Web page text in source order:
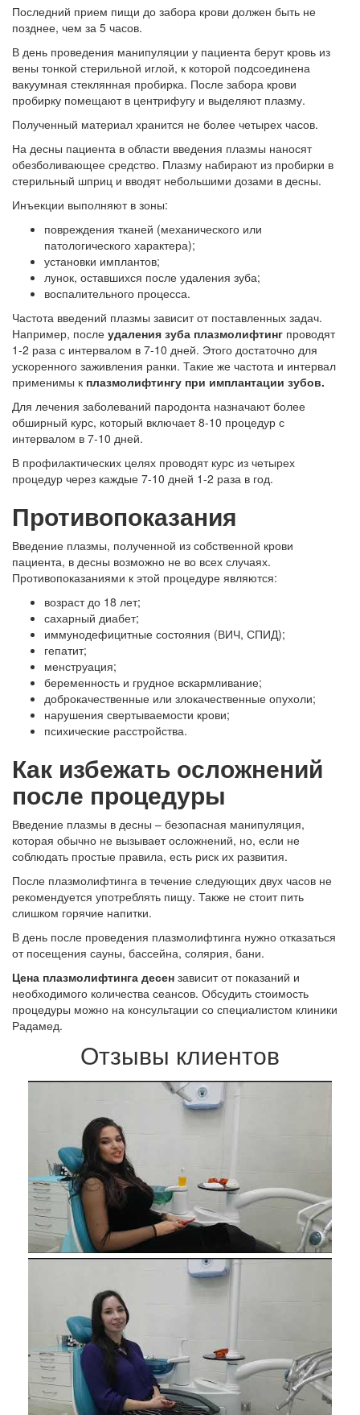
Последний прием пищи до забора крови должен быть не
позднее, чем за 5 часов.
В день проведения манипуляции у пациента берут кровь из
вены тонкой стерильной иглой, к которой подсоединена
вакуумная стеклянная пробирка. После забора крови
пробирку помещают в центрифугу и выделяют плазму.
Полученный материал хранится не более четырех часов.
На десны пациента в области введения плазмы наносят
обезболивающее средство. Плазму набирают из пробирки в
стерильный шприц и вводят небольшими дозами в десны.
Инъекции выполняют в зоны:
повреждения тканей (механического или
патологического характера);
установки имплантов;
лунок, оставшихся после удаления зуба;
воспалительного процесса.
Частота введений плазмы зависит от поставленных задач.
Например, после удаления зуба плазмолифтинг проводят
1-2 раза с интервалом в 7-10 дней. Этого достаточно для
ускоренного заживления ранки. Такие же частота и интервал
применимы к плазмолифтингу при имплантации зубов.
Для лечения заболеваний пародонта назначают более
обширный курс, который включает 8-10 процедур с
интервалом в 7-10 дней.
В профилактических целях проводят курс из четырех
процедур через каждые 7-10 дней 1-2 раза в год.
Противопоказания
Введение плазмы, полученной из собственной крови
пациента, в десны возможно не во всех случаях.
Противопоказаниями к этой процедуре являются:
возраст до 18 лет;
сахарный диабет;
иммунодефицитные состояния (ВИЧ, СПИД);
гепатит;
менструация;
беременность и грудное вскармливание;
доброкачественные или злокачественные опухоли;
нарушения свертываемости крови;
психические расстройства.
Как избежать осложнений
после процедуры
Введение плазмы в десны – безопасная манипуляция,
которая обычно не вызывает осложнений, но, если не
соблюдать простые правила, есть риск их развития.
После плазмолифтинга в течение следующих двух часов не
рекомендуется употреблять пищу. Также не стоит пить
слишком горячие напитки.
В день после проведения плазмолифтинга нужно отказаться
от посещения сауны, бассейна, солярия, бани.
Цена плазмолифтинга десен зависит от показаний и
необходимого количества сеансов. Обсудить стоимость
процедуры можно на консультации со специалистом клиники
Радамед.
Отзывы клиентов